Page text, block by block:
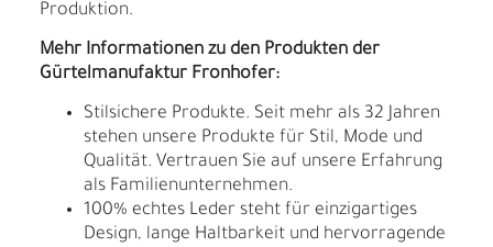
Produktion.
Mehr Informationen zu den Produkten der
Gürtelmanufaktur Fronhofer:
Stilsichere Produkte. Seit mehr als 32 Jahren
stehen unsere Produkte für Stil, Mode und
Qualität. Vertrauen Sie auf unsere Erfahrung
als Familienunternehmen.
100% echtes Leder steht für einzigartiges
Design, lange Haltbarkeit und hervorragende